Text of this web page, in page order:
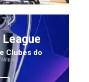
League
Clubes do